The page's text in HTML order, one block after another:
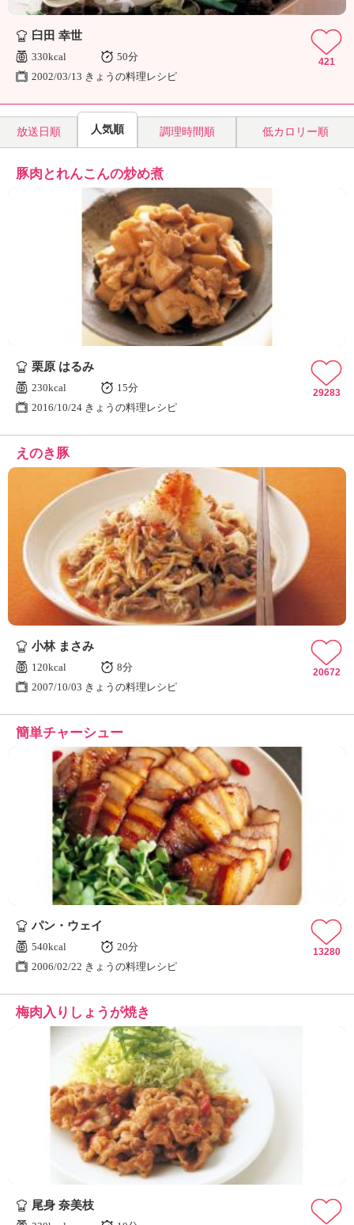
臼田 幸世
330kcal
50分
2002/03/13 きょうの料理レシピ
421
放送日順 人気順 調理時間順 低カロリー順
豚肉とれんこんの炒め煮
栗原 はるみ
230kcal
15分
2016/10/24 きょうの料理レシピ
29283
えのき豚
小林 まさみ
120kcal
8分
2007/10/03 きょうの料理レシピ
20672
簡単チャーシュー
パン・ウェイ
540kcal
20分
2006/02/22 きょうの料理レシピ
13280
梅肉入りしょうが焼き
尾身 奈美枝